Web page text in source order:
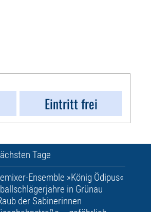
Eintritt frei
Tage
Ensemble »König Ödipus«
in Grünau
der Sabinerinnen